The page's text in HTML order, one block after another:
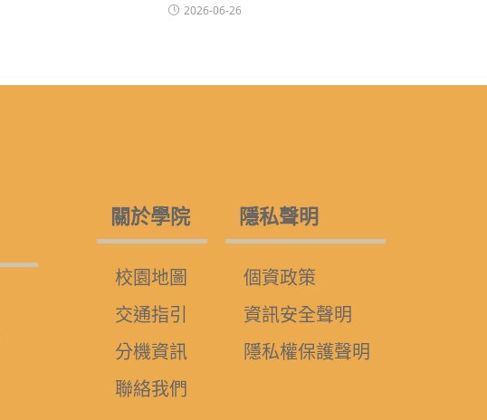
2026-06-26
關於學院
校園地圖
交通指引
分機資訊
聯絡我們
隱私聲明
個資政策
資訊安全聲明
隱私權保護聲明